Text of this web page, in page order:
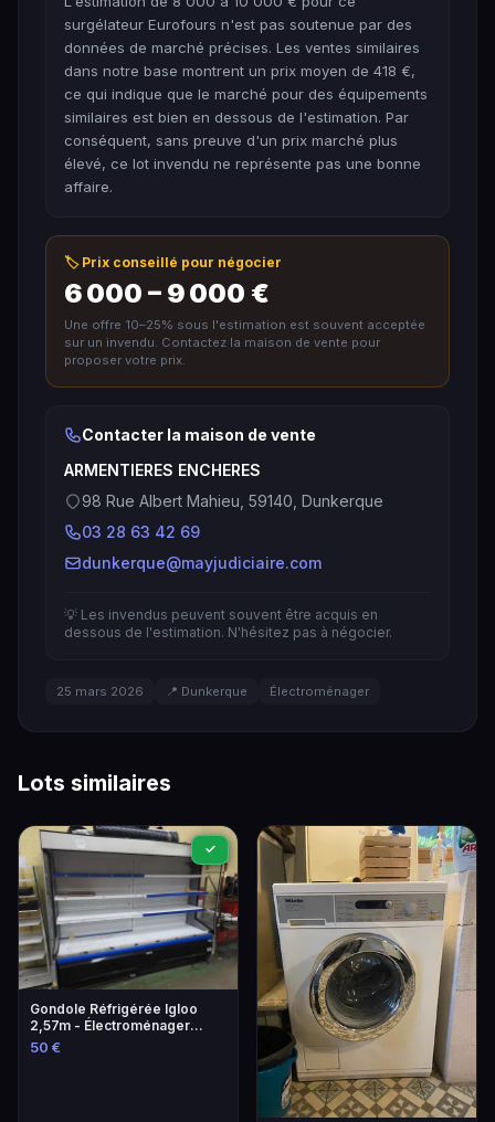
surgélateur Eurofours n'est pas soutenue par des
données de marché précises. Les ventes similaires
dans notre base montrent un prix moyen de 418 €,
ce qui indique que le marché pour des équipements
similaires est bien en dessous de l'estimation. Par
conséquent, sans preuve d'un prix marché plus
élevé, ce lot invendu ne représente pas une bonne
affaire.
🏷️ Prix conseillé pour négocier
6 000 – 9 000 €
Une offre 10–25% sous l'estimation est souvent acceptée
sur un invendu. Contactez la maison de vente pour
proposer votre prix.
Contacter la maison de vente
ARMENTIERES ENCHERES
98 Rue Albert Mahieu, 59140, Dunkerque
03 28 63 42 69
dunkerque@mayjudiciaire.com
💡 Les invendus peuvent souvent être acquis en
dessous de l'estimation. N'hésitez pas à négocier.
25 mars 2026 📍 Dunkerque Électroménager
Lots similaires
✓
Gondole Réfrigérée Igloo
2,57m - Électroménager
Professionnel
50 €